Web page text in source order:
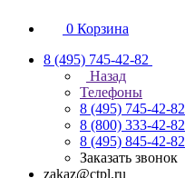
0 Корзина
8 (495) 745-42-82
Назад
Телефоны
8 (495) 745-42-82
8 (800) 333-42-82
8 (495) 845-42-82
Заказать звонок
zakaz@ctpl.ru